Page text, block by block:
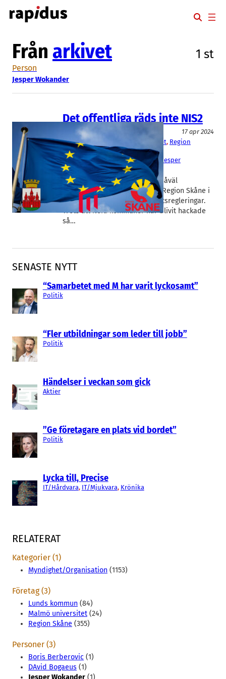
Hoppa
till
SENASTE NYTT
“Samarbetet med M har varit lyckosamt”
Politik
“Fler utbildningar som leder till jobb”
Politik
Händelser i veckan som gick
Aktier
”Ge företagare en plats vid bordet”
Politik
Lycka till, Precise
IT/Hårdvara, IT/Mjukvara, Krönika
Från arkivet 1 st
Person
Jesper Wokander
Det offentliga räds inte NIS2
Myndighet/Organisation
17 apr 2024
Lunds kommun
Malmö universitet, Region
Skåne
Boris Berberovic, DAvid Bogaeus
Jesper
Wokander
I EU-direktivet NIS2 omfattas såväl
kommuner som lärosäten och Region Skåne i
sin helhet av nya cybersäkehetsregleringar.
Trots att flera kommuner har blivit hackade
så…
RELATERAT
Kategorier (1)
Myndighet/Organisation (1153)
Företag (3)
Lunds kommun (84)
Malmö universitet (24)
Region Skåne (355)
Personer (3)
Boris Berberovic (1)
DAvid Bogaeus (1)